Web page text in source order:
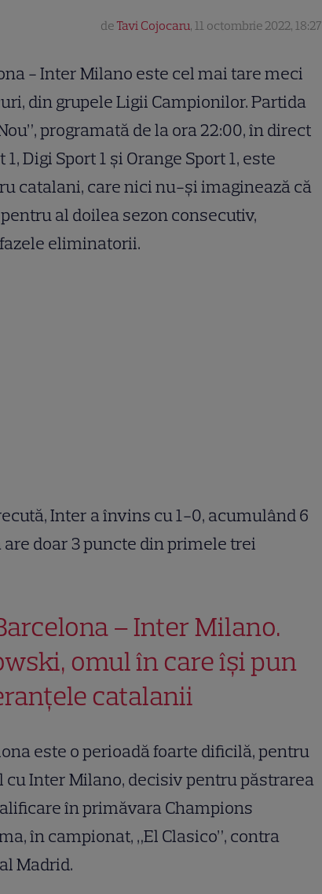
deTavi Cojocaru, 11 octombrie 2022, 18:27
- Inter Milano este cel mai tare meci
din grupele Ligii Campionilor. Partida
programată de la ora 22:00, în direct
Digi Sport 1 şi Orange Sport 1, este
catalani, care nici nu-şi imaginează că
al doilea sezon consecutiv,
eliminatorii.
Inter a învins cu 1-0, acumulând 6
are doar 3 puncte din primele trei
– Inter Milano.
omul în care îşi pun
catalanii
este o perioadă foarte dificilă, pentru
cu Inter Milano, decisiv pentru păstrarea
în primăvara Champions
în campionat, „El Clasico”, contra
Madrid.